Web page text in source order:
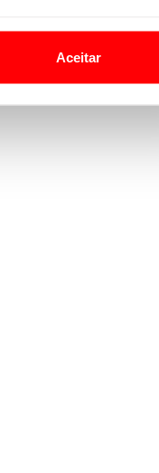
para lhe proporcionar
com o seu
na sua experiência de
Aceitar